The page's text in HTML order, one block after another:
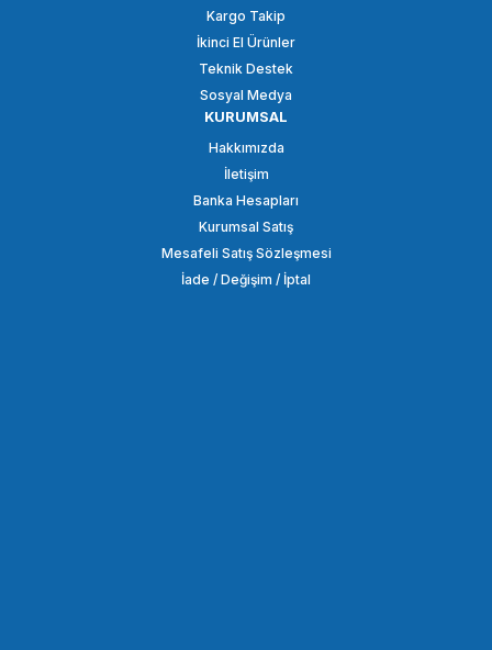
Kargo Takip
İkinci El Ürünler
Teknik Destek
Sosyal Medya
KURUMSAL
Hakkımızda
İletişim
Banka Hesapları
Kurumsal Satış
Mesafeli Satış Sözleşmesi
İade / Değişim / İptal